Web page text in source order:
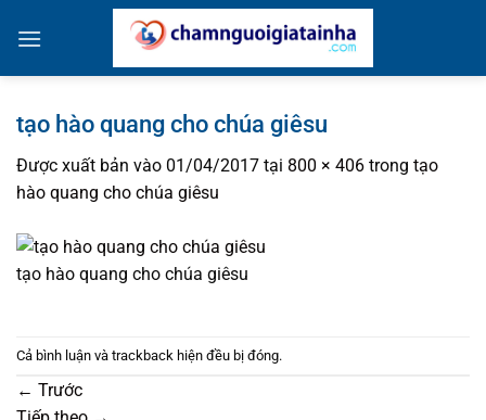
qua
tạo hào quang cho chúa giêsu
Được xuất bản vào 01/04/2017 tại 800 × 406 trong tạo
hào quang cho chúa giêsu
tạo hào quang cho chúa giêsu
Cả bình luận và trackback hiện đều bị đóng.
← Trước